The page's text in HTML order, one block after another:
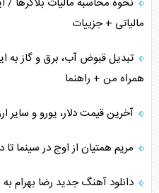
مالیاتی + جزییات
تبدیل قبوض آب، برق و گاز به
همراه من + راهنما
آخرین قیمت دلار، یورو و سایر ارز‌ها ۱۲ مرداد ۱۴۰۵
مریم همتیان از اوج در سینما
دانلود آهنگ جدید رضا بهرام